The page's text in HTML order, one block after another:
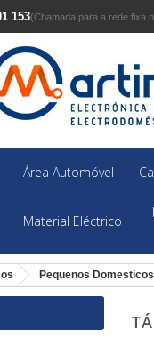
153(Chamada para a rede fixa
Área Automóvel
Material Eléctrico
Pequenos Domesticos